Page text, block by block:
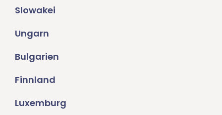
Slowakei
Ungarn
Bulgarien
Finnland
Luxemburg